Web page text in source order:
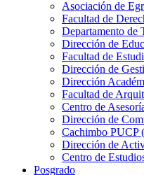
Asociación de
Facultad de
Departamento de
Dirección de
Facultad de
Dirección de
Dirección
Facultad de
Centro de
Dirección de
Cachimbo PUCP
Dirección de
Centro de
Posgrado